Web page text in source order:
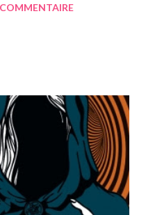
il agite nos neurones et
sa pensée, parfois
Après les Essais de
Les Mots du
la pensée universelle. Et,
Les Mots du Chat